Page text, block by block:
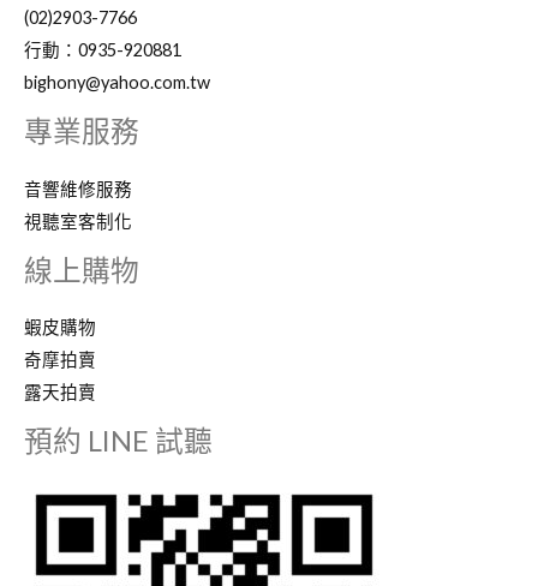
(02)2903-7766
行動：0935-920881
bighony@yahoo.com.tw
專業服務
音響維修服務
視聽室客制化
線上購物
蝦皮購物
奇摩拍賣
露天拍賣
預約 LINE 試聽